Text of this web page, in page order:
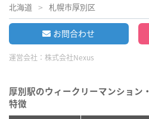
北海道 札幌市厚別区
お問合わせ
運営会社： 株式会社Nexus
厚別駅のウィークリーマンション
特徴